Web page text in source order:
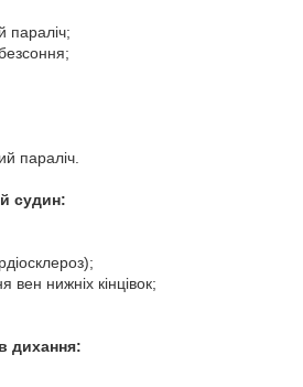
параліч;
параліч.
судин:
вен нижніх кінцівок;
дихання: